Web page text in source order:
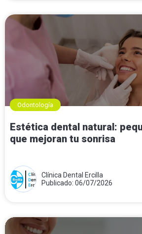
Odontología
Estética dental natural:
que mejoran tu sonrisa
Clínica Dental Ercilla
Publicado: 06/07/2026